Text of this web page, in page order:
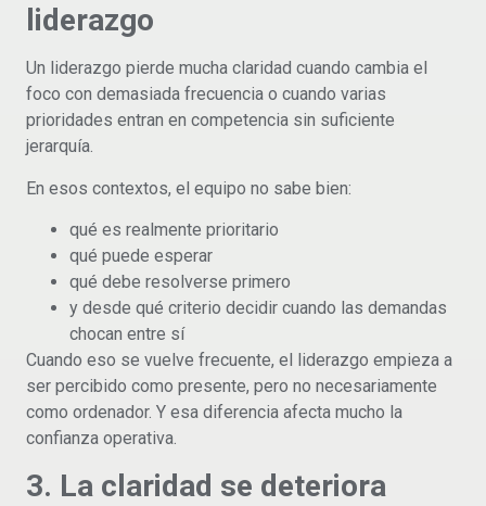
liderazgo
Un liderazgo pierde mucha claridad cuando cambia el
foco con demasiada frecuencia o cuando varias
prioridades entran en competencia sin suficiente
jerarquía.
En esos contextos, el equipo no sabe bien:
qué es realmente prioritario
qué puede esperar
qué debe resolverse primero
y desde qué criterio decidir cuando las demandas
chocan entre sí
Cuando eso se vuelve frecuente, el liderazgo empieza a
ser percibido como presente, pero no necesariamente
como ordenador. Y esa diferencia afecta mucho la
confianza operativa.
3. La claridad se deteriora